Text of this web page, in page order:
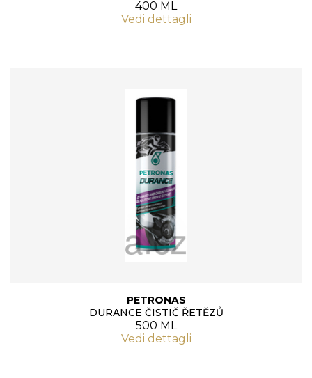
400 ML
Vedi dettagli
PETRONAS
DURANCE ČISTIČ ŘETĚZŮ
500 ML
Vedi dettagli